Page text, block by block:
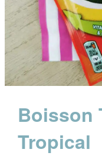
Boisson
Tropical